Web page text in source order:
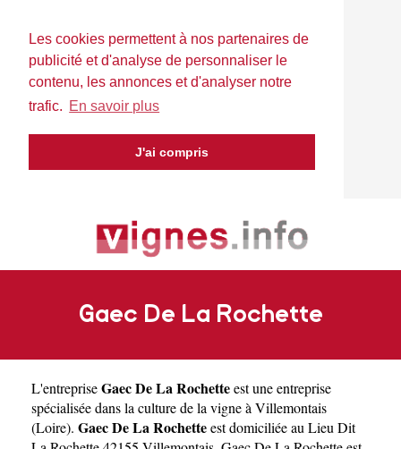
Les cookies permettent à nos partenaires de
publicité et d'analyse de personnaliser le
contenu, les annonces et d'analyser notre
trafic. En savoir plus
J'ai compris
Gaec De La Rochette
L'entrepriseGaec De La Rochetteest uneentreprise
spécialisée dans la culture de la vigne à Villemontais
(Loire). Gaec De La Rochetteest domiciliée au Lieu Dit